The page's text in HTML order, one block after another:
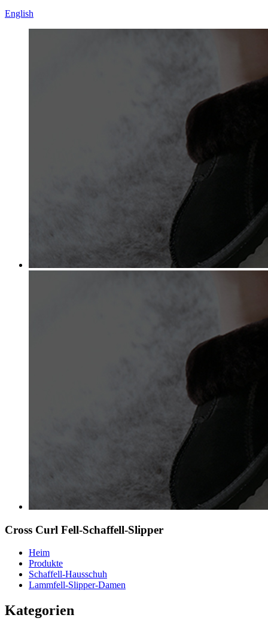
English
Cross Curl Fell-Schaffell-Slipper
Heim
Produkte
Schaffell-Hausschuh
Lammfell-Slipper-Damen
Kategorien